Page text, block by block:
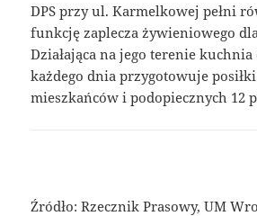
DPS przy ul. Karmelkowej pełni
funkcję zaplecza żywieniowego
Działająca na jego terenie
każdego dnia przygotowuje
mieszkańców i podopiecznych 12
Źródło: Rzecznik Prasowy, UM